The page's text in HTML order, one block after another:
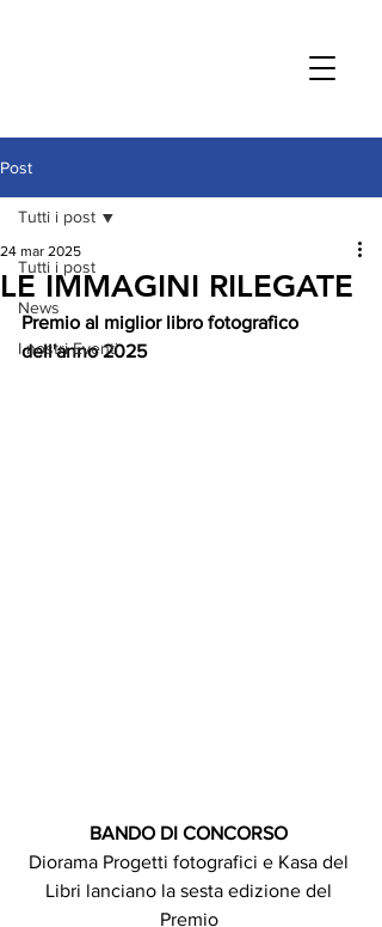
Post
Tutti i post
News
I nostri Eventi
Tutti i post
LE IMMAGINI RILEGATE
24 mar 2025
Premio al miglior libro fotografico
dell'anno 2025
BANDO DI CONCORSO
Diorama Progetti fotografici e Kasa del
Libri lanciano la sesta edizione del
Premio